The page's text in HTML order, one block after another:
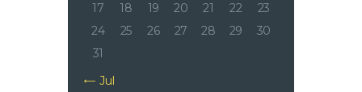
17
18 19 20 21 22
23
24
25 26 27 28 29
30
31
« Jul